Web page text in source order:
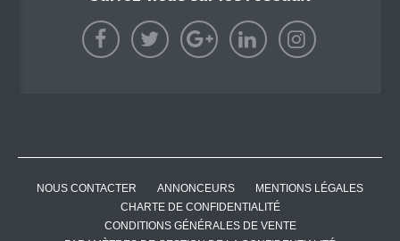
NOUS CONTACTER ANNONCEURS
MENTIONS LÉGALES
CHARTE DE CONFIDENTIALITÉ
CONDITIONS GÉNÉRALES DE VENTE